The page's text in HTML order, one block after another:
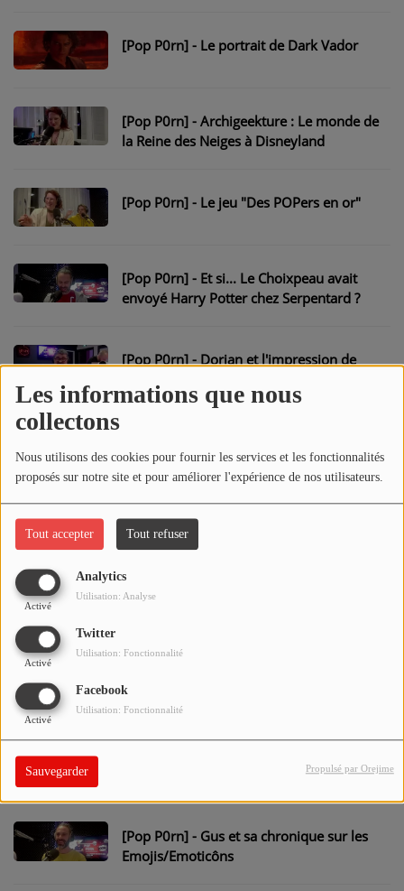
Les informations que nous
collectons
Nous utilisons des cookies pour fournir les services et les fonctionnalités
proposés sur notre site et pour améliorer l'expérience de nos utilisateurs.
Tout accepter Tout refuser
Analytics
Activé
Utilisation: Analyse
Twitter
Activé
Utilisation: Fonctionnalité
Facebook
Activé
Utilisation: Fonctionnalité
Sauvegarder Propulsé par Orejime
VENEZ DANS LE PUBLIC !
CRÉATIONS AUDIOVISUELLES
L'ŒIL DE L'OIE | PRÉSENTATION
VIDÉOS | L’ŒIL DE L'OIE
VIDÉOS | JEUX
PARTENAIRES
[Pop P0rn] - Le portrait de Dark Vador
[Pop P0rn] - Archigeekture : Le monde de
la Reine des Neiges à Disneyland
[Pop P0rn] - Le jeu "Des POPers en or"
[Pop P0rn] - Et si... Le Choixpeau avait
envoyé Harry Potter chez Serpentard ?
[Pop P0rn] - Dorian et l'impression de
quel prix ?
[Pop P0rn] - Interview : Sylvain Brosset
[Pop P0rn] - La critique du Live Action de
[Pop P0rn] - Gus et sa chronique sur les
Emojis/Emoticôns